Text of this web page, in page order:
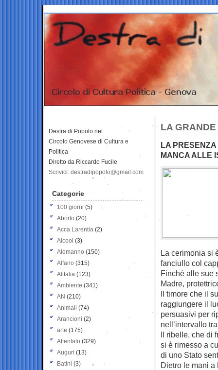
LA
LA PRESENZA
MANCA ALLE
La cerimonia si
fanciullo col
Finchè alle sue
Madre,
Il timore che il
raggiungere il
persuasivi per
nell’intervallo
Il ribelle, che di
si è rimesso a
di uno Stato
Dietro le mani
Destra di Popolo.net
Circolo Genovese di Cultura e
Politica
Diretto da Riccardo Fucile
Scrivici: destradipopolo@gmail.com
Categorie
100 giorni (5)
Aborto (20)
Acca Larentia (2)
Alcool (3)
Alemanno (150)
Alfano (315)
Alitalia (123)
Ambiente (341)
AN (210)
Animali (74)
Arancioni (2)
arte (175)
Attentato (329)
Auguri (13)
Batini (3)